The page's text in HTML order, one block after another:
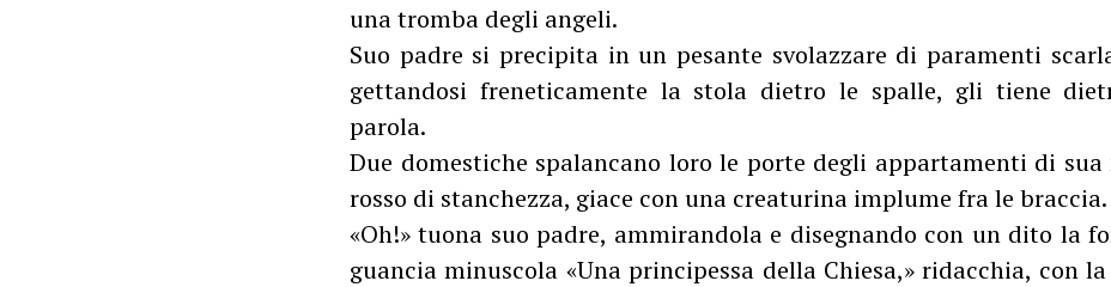
una tromba degli angeli.
Suo padre si precipita in un pesante svolazzare di paramenti
gettandosi freneticamente la stola dietro le spalle, gli tiene
parola.
Due domestiche spalancano loro le porte degli appartamenti di sua
rosso di stanchezza, giace con una creaturina implume fra le braccia.
«Oh!» tuona suo padre, ammirandola e disegnando con un dito la
guancia minuscola «Una principessa della Chiesa,» ridacchia, con